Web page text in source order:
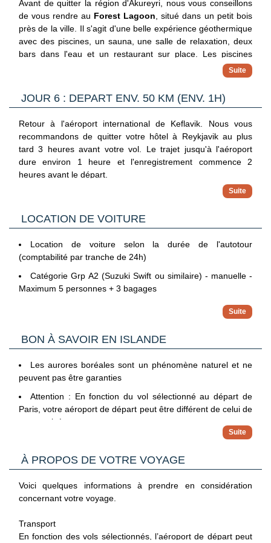
Hlid Guestouse 3* (ou similaire)
Situé sur la rive nord du lac Myvatn, accédez aux bains
naturels en moins de 5 minutes. Bénéficiez d’un
emplacement privilégié, au bord du lac. Détendez-vous dans
ses chambres confortables et lumineuses, offrant une
incroyable vue.
hiver, elle devient une station de ski avec le domaine skiable
, situé à quelques minutes en voiture.
Engagé pour l’environnement, l’hôtel vous propose un séjour
détendez-vous dans les chambres spacieuses après une
journée riche en visites.
Avant de quitter la région d'Akureyri, nous vous conseillons
de vous rendre au Forest Lagoon , situé dans un petit bois
près de la ville. Il s'agit d'une belle expérience géothermique
avec des piscines, un sauna, une salle de relaxation, deux
bars dans l'eau et un restaurant sur place. Les piscines
offrent une vue agréable sur les montagnes aux sommets
plats de la région et sur le fjord. En passant par de
majestueuses montagnes et cols étroits, vous rejoindrez la
région historique de Skagafjordur , un lieu réputé pour les
également de nombreux sites historiques datant de l’époque
des Vikings. Vous poursuivrez avec la visite du village de
, où on aperçoit de jolies maisons traditionnelles
islandaises couvertes de tourbe et de gazon. Ne manquez
pas la ferme de Glaumbaer, un musée représentatif de ces
belles façades. Rejoignez Reykjavik et découvrez leSky
rituel en sept étapes : la lagune, le plongeon dans le froid, le
la douche. Détendez-vous dans un cadre apaisant et profitez
d'une vue imprenable. Dîner et nuit à l’hôtel Reykjavik Lights
JOUR 6 : DEPART ENV. 50 KM (ENV. 1H)
Retour à l'aéroport international de Keflavik. Nous vous
recommandons de quitter votre hôtel à Reykjavik au plus
tard 3 heures avant votre vol. Le trajet jusqu'à l'aéroport
dure environ 1 heure et l'enregistrement commence 2
heures avant le départ.
LOCATION DE VOITURE
Location de voiture selon la durée de l'autotour
(comptabilité par tranche de 24h)
Catégorie Grp A2 (Suzuki Swift ou similaire) - manuelle -
Maximum 5 personnes + 3 bagages
En option : Grp F SUV (Kia Sportage ou similaire) -
Kilométrage illimité, assistance routière 24h/24 et taxes
locales incluses. La surcharge aéroport et la taxe routière ne
sont pas incluses et sont à régler sur place. Les frais de
remorquage du véhicule ne sont pas inclus.
Mise à disposition et restitution du véhicule à l'aéroport.
Conditions requises : être âgé de 20 ans, présenter un
permis de conduire européen valide depuis au moins 1 an et
fournir une carte bancaire internationale au nom du
conducteur principal (il est obligatoire d'avoir une carte de
crédit et non de débit pour cette destination).
Assurances incluses : Kilométrage illimité, assurance
CDW (Collision Damage Waiver), second conducteur, Wifi,
Assurances optionnelles : Super CDW, Assurance
BON À SAVOIR EN ISLANDE
Les aurores boréales sont un phénomène naturel et ne
peuvent pas être garanties
Attention : En fonction du vol sélectionné au départ de
Paris, votre aéroport de départ peut être différent de celui de
votre arrivée.
À PROPOS DE VOTRE VOYAGE
Voici quelques informations à prendre en considération
concernant votre voyage.
Transport
En fonction des vols sélectionnés, l’aéroport de départ peut